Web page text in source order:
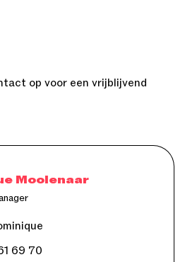
op voor een vrijblijvend
Moolenaar
69 70